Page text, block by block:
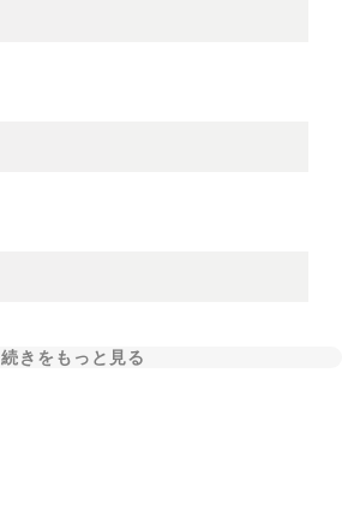
続きをもっと見る